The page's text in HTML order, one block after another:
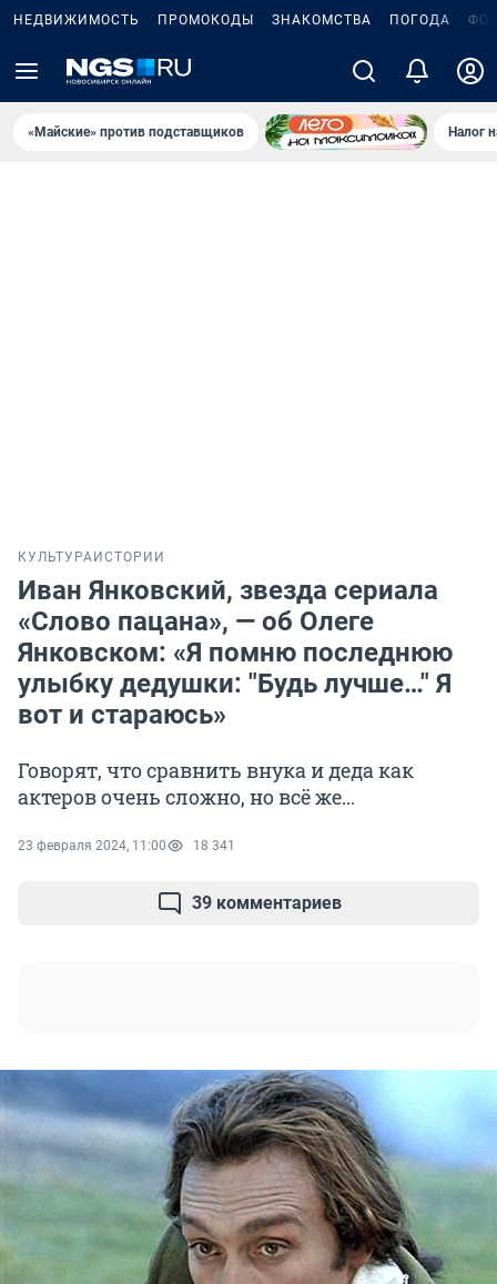
НЕДВИЖИМОСТЬ ПРОМОКОДЫ ЗНАКОМСТВА ПОГОДА
«Майские» против подставщиков Налог
КУЛЬТУРА ИСТОРИИ
Иван Янковский, звезда сериала
«Слово пацана», — об Олеге
Янковском: «Я помню последнюю
улыбку дедушки: "Будь лучше…" Я
вот и стараюсь»
Говорят, что сравнить внука и деда как
актеров очень сложно, но всё же...
23 февраля 2024, 11:00 18 341
39 комментариев